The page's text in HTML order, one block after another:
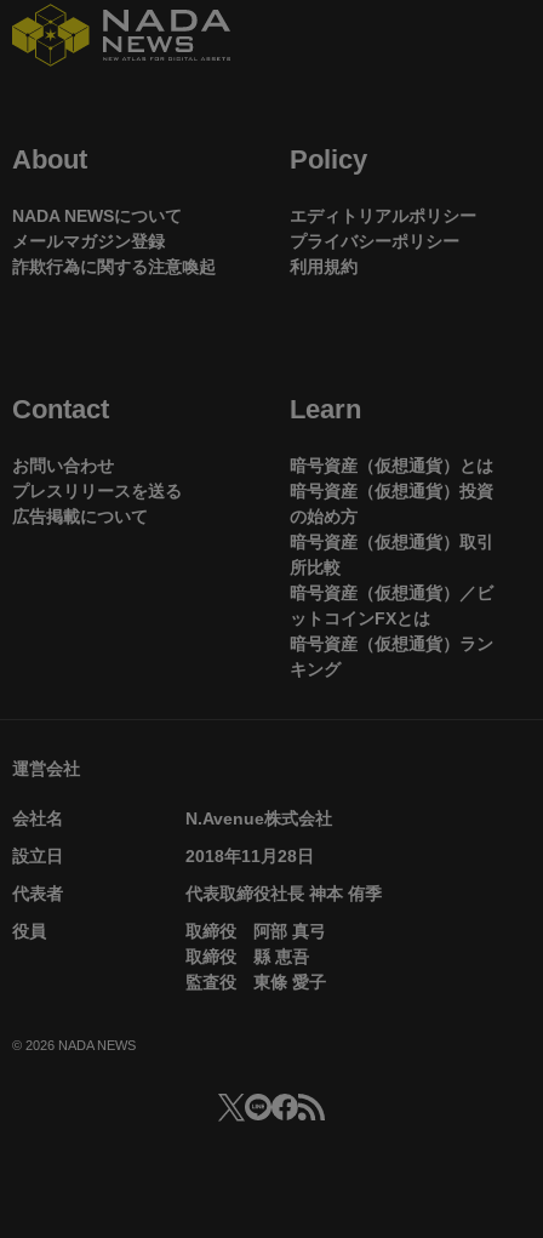
About
NADA NEWSについて
メールマガジン登録
詐欺行為に関する注意喚起
Policy
エディトリアルポリシー
プライバシーポリシー
利用規約
Contact
お問い合わせ
プレスリリースを送る
広告掲載について
Learn
暗号資産（仮想通貨）とは
暗号資産（仮想通貨）投資
の始め方
暗号資産（仮想通貨）取引
所比較
暗号資産（仮想通貨）／ビ
ットコインFXとは
暗号資産（仮想通貨）ラン
キング
運営会社
会社名
N.Avenue株式会社
設立日
2018年11月28日
代表者
代表取締役社長 神本 侑季
役員
取締役 阿部 真弓
取締役 縣 恵吾
監査役 東條 愛子
© 2026 NADA NEWS